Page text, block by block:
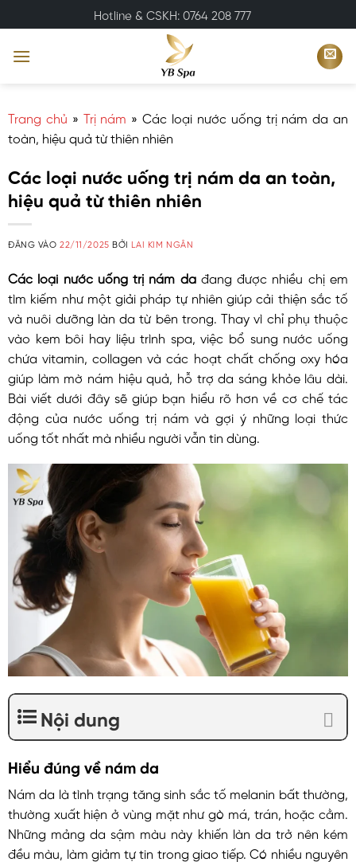
qua
nội
Hotline & CSKH: 0764 208 777
Trang chủ » Trị nám »Các loại nước uống trị nám da an
toàn, hiệu quả từ thiên nhiên
Các loại nước uống trị nám da an toàn,
hiệu quả từ thiên nhiên
ĐĂNG VÀO22/11/2025 BỞI LAI KIM NGÂN
Các loại nước uống trị nám da đang được nhiều chị em
tìm kiếm như một giải pháp tự nhiên giúp cải thiện sắc tố
và nuôi dưỡng làn da từ bên trong. Thay vì chỉ phụ thuộc
vào kem bôi hay liệu trình spa, việc bổ sung nước uống
chứa vitamin, collagen và các hoạt chất chống oxy hóa
giúp làm mờ nám hiệu quả, hỗ trợ da sáng khỏe lâu dài.
Bài viết dưới đây sẽ giúp bạn hiểu rõ hơn về cơ chế tác
động của nước uống trị nám và gợi ý những loại thức
uống tốt nhất mà nhiều người vẫn tin dùng.
Nội dung
Hiểu đúng về nám da
Nám da là tình trạng tăng sinh sắc tố melanin bất thường,
thường xuất hiện ở vùng mặt như gò má, trán, hoặc cằm.
Những mảng da sậm màu này khiến làn da trở nên kém
đều màu, làm giảm tự tin trong giao tiếp. Có nhiều nguyên